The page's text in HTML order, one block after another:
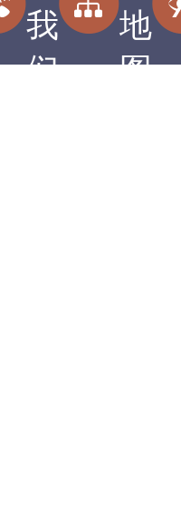
我
们
地
图